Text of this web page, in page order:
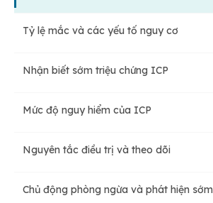
Tỷ lệ mắc và các yếu tố nguy cơ
Nhận biết sớm triệu chứng ICP
Mức độ nguy hiểm của ICP
Nguyên tắc điều trị và theo dõi
Chủ động phòng ngừa và phát hiện sớm